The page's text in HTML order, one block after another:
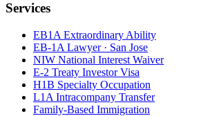
Services
EB1A Extraordinary Ability
EB-1A Lawyer · San Jose
NIW National Interest Waiver
E-2 Treaty Investor Visa
H1B Specialty Occupation
L1A Intracompany Transfer
Family-Based Immigration